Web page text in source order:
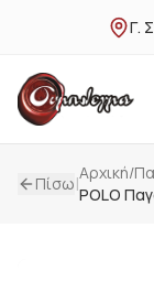
Γ.
Πίσω|Αρχική/
POLO